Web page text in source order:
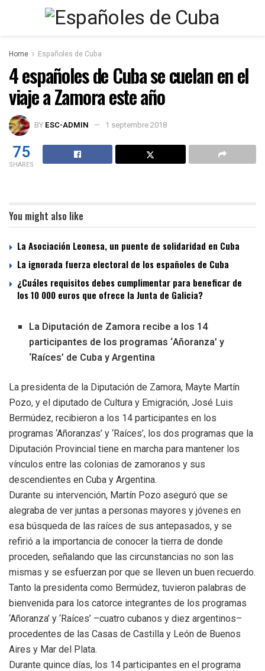
Home Españoles de Cuba
4 españoles de Cuba se cuelan en el
viaje a Zamora este año
BY ESC-ADMIN 1 septembre 2018
75
SHARES
You might also like
La Asociación Leonesa, un puente de solidaridad en Cuba
La ignorada fuerza electoral de los españoles de Cuba
¿Cuáles requisitos debes cumplimentar para beneficar de
los 10 000 euros que ofrece la Junta de Galicia?
La Diputación de Zamora recibe a los 14
participantes de los programas ‘Añoranza’ y
‘Raíces’ de Cuba y Argentina
La presidenta de la Diputación de Zamora, Mayte Martín
Pozo, y el diputado de Cultura y Emigración, José Luis
Bermúdez, recibieron a los 14 participantes en los
programas ‘Añoranzas’ y ‘Raíces’, los dos programas que la
Diputación Provincial tiene en marcha para mantener los
vínculos entre las colonias de zamoranos y sus
descendientes en Cuba y Argentina.
Durante su intervención, Martín Pozo aseguró que se
alegraba de ver juntas a personas mayores y jóvenes en
esa búsqueda de las raíces de sus antepasados, y se
refirió a la importancia de conocer la tierra de donde
proceden, señalando que las circunstancias no son las
mismas y se esfuerzan por que se lleven un buen recuerdo.
Tanto la presidenta como Bermúdez, tuvieron palabras de
bienvenida para los catorce integrantes de los programas
‘Añoranza’ y ‘Raíces’ –cuatro cubanos y diez argentinos­–
procedentes de las Casas de Castilla y León de Buenos
Aires y Mar del Plata.
Durante quince días, los 14 participantes en el programa